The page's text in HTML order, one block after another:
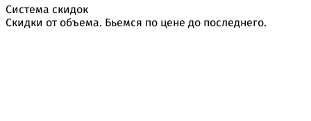
Система скидок
Скидки от объема. Бьемся по цене до последнего.